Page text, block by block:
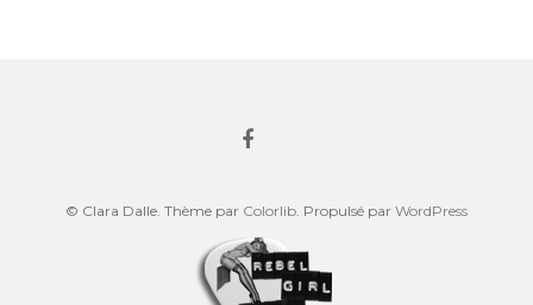
© Clara Dalle. Thème par Colorlib. Propulsé par WordPress